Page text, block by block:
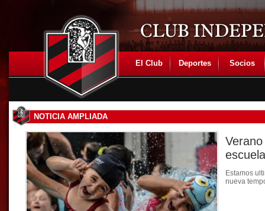
El Club Deportes Socios
NOTICIA AMPLIADA
Estamos
nueva